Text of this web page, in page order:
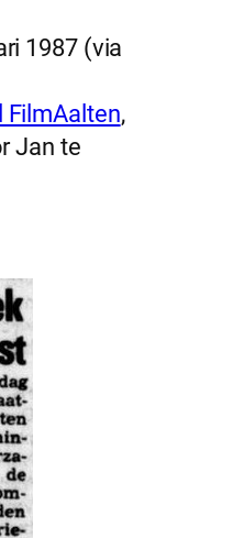
1987 (via
FilmAalten,
Jan te